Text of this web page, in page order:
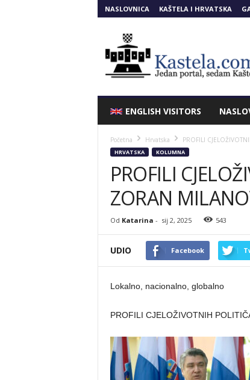
NASLOVNICA KAŠTELA I HRVATSKA
ENGLISH VISITORS
Početna Hrvatska PROFILI
HRVATSKA KOLUMNA
PROFILI
ZORAN
Od Katarina - sij 2, 2025 543
UDIO Facebook
Lokalno, nacionalno, globalno
PROFILI CJELOŽIVOTNIH